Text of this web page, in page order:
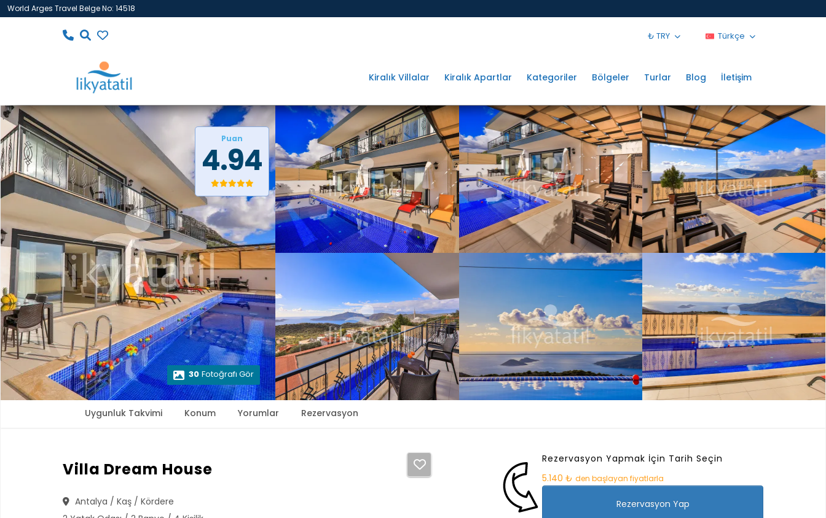
World Arges Travel Belge No: 14518
₺ TRY Türkçe
Kiralık Villalar Kiralık Apartlar Kategoriler Bölgeler Turlar Blog İletişim
Puan
4.94
30 Fotoğrafı Gör
Uygunluk Takvimi Konum Yorumlar Rezervasyon
Villa Dream House
Antalya / Kaş / Kördere
Rezervasyon Yapmak İçin Tarih Seçin
5.140 ₺ den başlayan fiyatlarla
Rezervasyon Yap